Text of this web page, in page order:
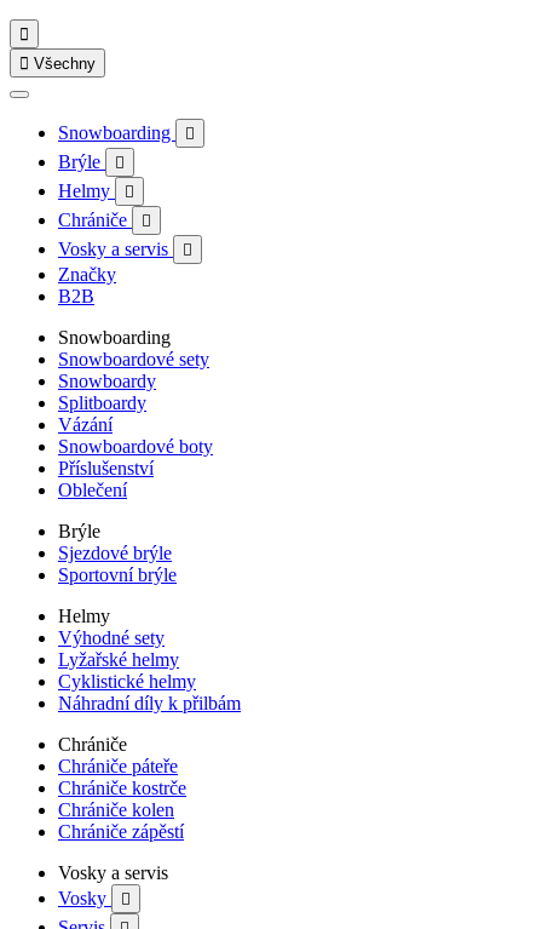

 Všechny
Snowboarding 
Brýle 
Helmy 
Chrániče 
Vosky a servis 
Značky
B2B
Snowboarding
Snowboardové sety
Snowboardy
Splitboardy
Vázání
Snowboardové boty
Příslušenství
Oblečení
Brýle
Sjezdové brýle
Sportovní brýle
Helmy
Výhodné sety
Lyžařské helmy
Cyklistické helmy
Náhradní díly k přilbám
Chrániče
Chrániče páteře
Chrániče kostrče
Chrániče kolen
Chrániče zápěstí
Vosky a servis
Vosky
